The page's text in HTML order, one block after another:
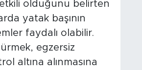
olduğunu belirten
yatak başının
faydalı olabilir.
egzersiz
altına alınmasına